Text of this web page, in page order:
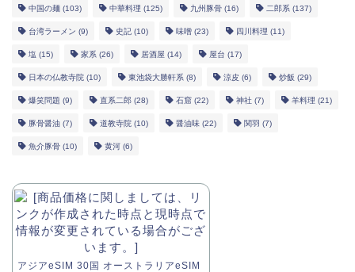
中国の麺 (103) 中華料理 (125) 九州豚骨 (16) 二郎系 (137)
台湾ラーメン (9) 史記 (10) 味噌 (23) 四川料理 (11)
塩 (15) 家系 (26) 居酒屋 (14) 屋台 (17)
日本の仏教寺院 (10) 東池袋大勝軒系 (8) 涼皮 (6) 炒飯 (29)
爆笑問題 (9) 直系二郎 (28) 石窟 (22) 神社 (7) 羊料理 (21)
豚骨醤油 (7) 道教寺院 (10) 醤油味 (22) 関羽 (7)
魚介豚骨 (10) 黄河 (6)
アジアeSIM 30国 オーストラリアeSIM